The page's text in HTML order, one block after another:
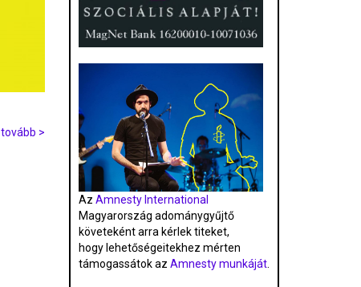
tovább >
Az Amnesty International
Magyarország adománygyűjtő
követeként arra kérlek titeket,
hogy lehetőségeitekhez mérten
támogassátok az Amnesty munkáját.